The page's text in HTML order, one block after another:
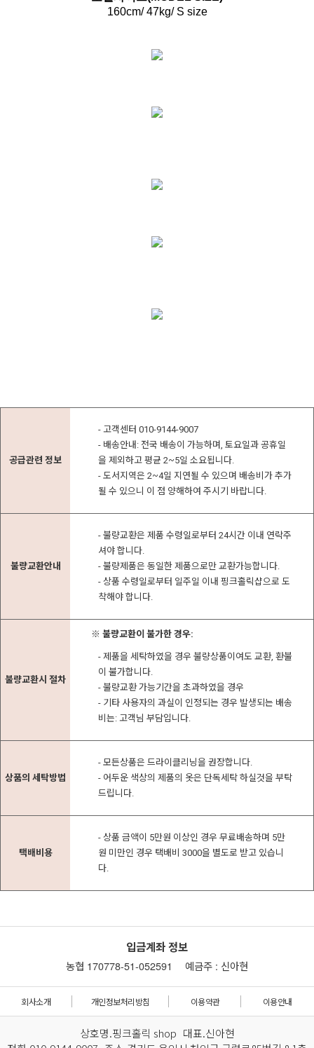
160cm/ 47kg/ S size
공급관련 정보
- 고객센터 010-9144-9007
- 배송안내: 전국 배송이 가능하며, 토요일과 공휴일
을 제외하고 평균 2~5일 소요됩니다.
- 도서지역은 2~4일 지연될 수 있으며 배송비가 추가
될 수 있으니 이 점 양해하여 주시기 바랍니다.
불량교환안내
- 불량교환은 제품 수령일로부터 24시간 이내 연락주
셔야 합니다.
- 불량제품은 동일한 제품으로만 교환가능합니다.
- 상품 수령일로부터 일주일 이내 핑크홀릭샵으로 도
착해야 합니다.
불량교환시 절차
※ 불량교환이 불가한 경우:
- 제품을 세탁하였을 경우 불량상품이여도 교환, 환불
이 불가합니다.
- 불량교환 가능기간을 초과하였을 경우
- 기타 사용자의 과실이 인정되는 경우 발생되는 배송
비는: 고객님 부담입니다.
상품의 세탁방법
- 모든상품은 드라이클리닝을 권장합니다.
- 어두운 색상의 제품의 옷은 단독세탁 하실것을 부탁
드립니다.
택배비용
- 상품 금액이 5만원 이상인 경우 무료배송하며 5만
원 미만인 경우 택배비 3000을 별도로 받고 있습니
다.
입금계좌 정보
농협 170778-51-052591 예금주 : 신아현
회사소개 개인정보처리방침 이용약관 이용안내
상호명.핑크홀릭 shop 대표.신아현